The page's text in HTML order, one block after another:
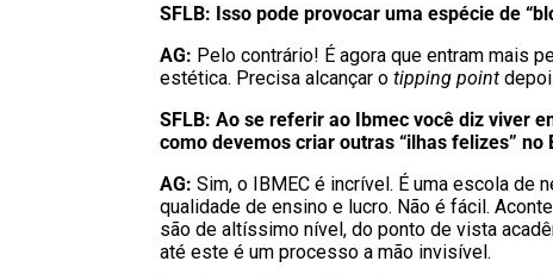
SFLB: Isso pode provocar uma espécie de
AG: Pelo contrário! É agora que entram mais
estética. Precisa alcançar otipping point
SFLB: Ao se referir ao Ibmec você diz viver
como devemos criar outras “ilhas felizes”
AG: Sim, o IBMEC é incrível. É uma escola de
qualidade de ensino e lucro. Não é fácil.
são de altíssimo nível, do ponto de vista
até este é um processo a mão invisível.